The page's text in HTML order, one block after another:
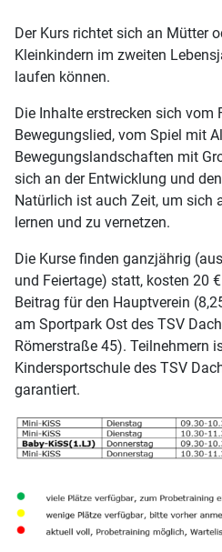
Der Kurs richtet sich an Mütter
Kleinkindern im zweiten
laufen können.
Die Inhalte erstrecken sich vom
Bewegungslied, vom Spiel mit
Bewegungslandschaften mit
sich an der Entwicklung und
Natürlich ist auch Zeit, um sich
lernen und zu vernetzen.
Die Kurse finden ganzjährig
und Feiertage) statt, kosten 20
Beitrag für den Hauptverein
am Sportpark Ost des TSV
Römerstraße 45). Teilnehmern
Kindersportschule des TSV
garantiert.